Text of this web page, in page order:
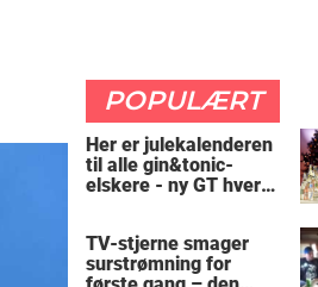
POPULÆRT
Her er julekalenderen
til alle gin&tonic-
elskere - ny GT hver
TV-stjerne smager
surstrømning for